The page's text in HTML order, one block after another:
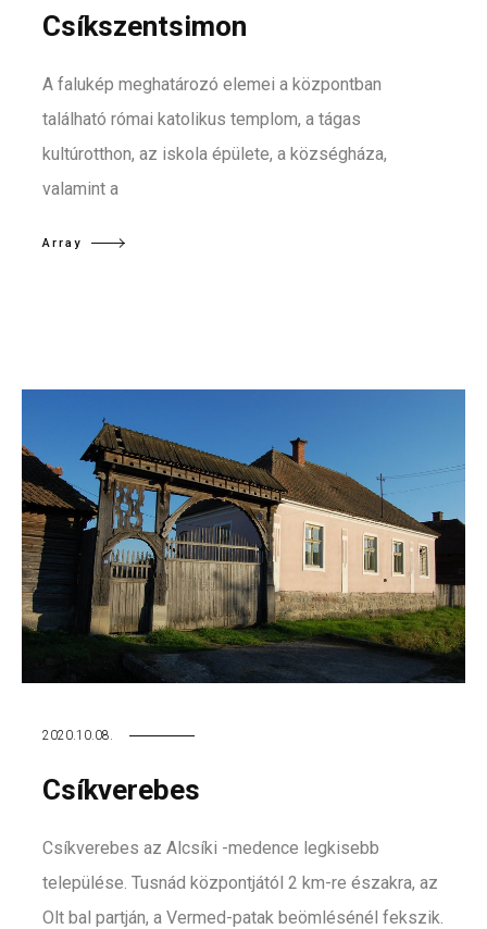
Csíkszentsimon
A falukép meghatározó elemei a központban
található római katolikus templom, a tágas
kultúrotthon, az iskola épülete, a községháza,
valamint a
Array
2020.10.08.
Csíkverebes
Csíkverebes az Alcsíki -medence legkisebb
települése. Tusnád központjától 2 km-re északra, az
Olt bal partján, a Vermed-patak beömlésénél fekszik.